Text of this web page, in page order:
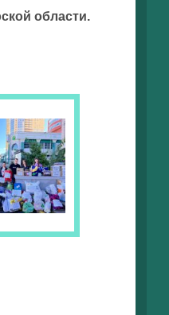
области.